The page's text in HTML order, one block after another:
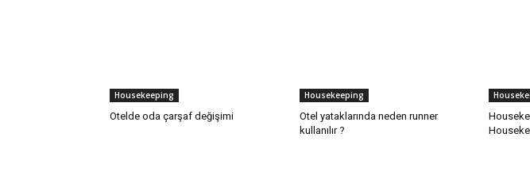
Housekeeping
Otelde oda çarşaf değişimi
Housekeeping
Otel yataklarında neden runner
kullanılır ?